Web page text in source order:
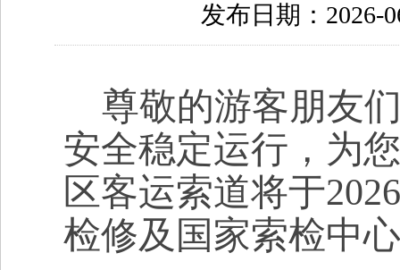
发布日期：
尊敬的游客朋友
安全稳定运行，为
区客运索道将于2026
检修及国家索检中